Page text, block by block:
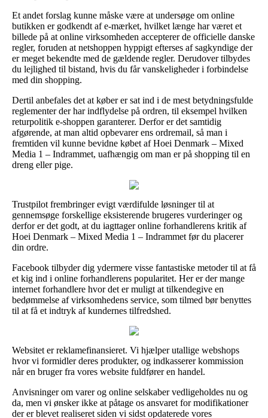
Et andet forslag kunne måske være at undersøge om online
butikken er godkendt af e-mærket, hvilket længe har været et
billede på at online virksomheden accepterer de officielle danske
regler, foruden at netshoppen hyppigt efterses af sagkyndige der
er meget bekendte med de gældende regler. Derudover tilbydes
du lejlighed til bistand, hvis du får vanskeligheder i forbindelse
med din shopping.
Dertil anbefales det at køber er sat ind i de mest betydningsfulde
reglementer der har indflydelse på ordren, til eksempel hvilken
returpolitik e-shoppen garanterer. Derfor er det samtidig
afgørende, at man altid opbevarer ens ordremail, så man i
fremtiden vil kunne bevidne købet af Hoei Denmark – Mixed
Media 1 – Indrammet, uafhængig om man er på shopping til en
dreng eller pige.
Trustpilot frembringer evigt værdifulde løsninger til at
gennemsøge forskellige eksisterende brugeres vurderinger og
derfor er det godt, at du iagttager online forhandlerens kritik af
Hoei Denmark – Mixed Media 1 – Indrammet før du placerer
din ordre.
Facebook tilbyder dig ydermere visse fantastiske metoder til at få
et kig ind i online forhandlerens popularitet. Her er der mange
internet forhandlere hvor det er muligt at tilkendegive en
bedømmelse af virksomhedens service, som tilmed bør benyttes
til at få et indtryk af kundernes tilfredshed.
Websitet er reklamefinansieret. Vi hjælper utallige webshops
hvor vi formidler deres produkter, og indkasserer kommission
når en bruger fra vores website fuldfører en handel.
Anvisninger om varer og online selskaber vedligeholdes nu og
da, men vi ønsker ikke at påtage os ansvaret for modifikationer
der er blevet realiseret siden vi sidst opdaterede vores